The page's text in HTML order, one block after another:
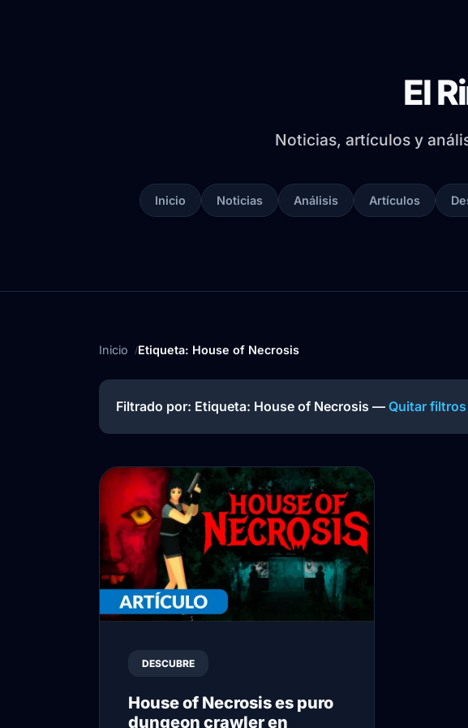
El
Noticias, artículos y
Inicio Noticias Análisis Artículos
Inicio Etiqueta: House of Necrosis
Filtrado por: Etiqueta: House of Necrosis — Quitar filtros
DESCUBRE
House of Necrosis es puro
dungeon crawler en